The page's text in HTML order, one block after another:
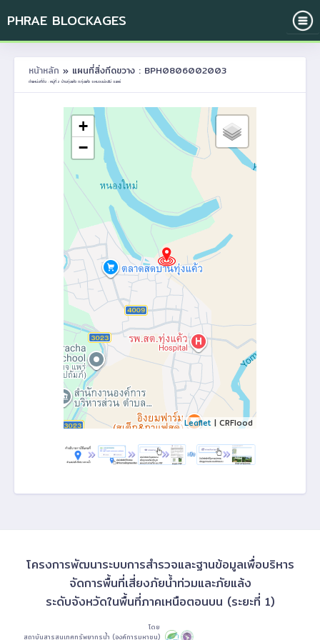
PHRAE BLOCKAGES
หน้าหลัก » แผนที่สิ่งกีดขวาง : BPH0806002003
ตำแหน่งที่ตั้ง : หมู่ที่ 2 บ้านทุ่งแค้ว ต.ทุ่งแค้ว อ.หนองม่วงไข่ จ.แพร่
+
−
Leaflet | CRFlood
โครงการพัฒนาระบบการสำรวจและฐานข้อมูลเพื่อบริหาร
จัดการพื้นที่เสี่ยงภัยน้ำท่วมและภัยแล้ง
ระดับจังหวัดในพื้นที่ภาคเหนือตอนบน (ระยะที่ 1)
โดย
สถาบันสารสนเทศทรัพยากรน้ำ (องค์การมหาชน)